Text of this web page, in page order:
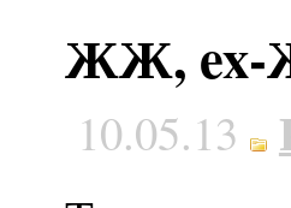
ЖЖ, ex-
10.05.13